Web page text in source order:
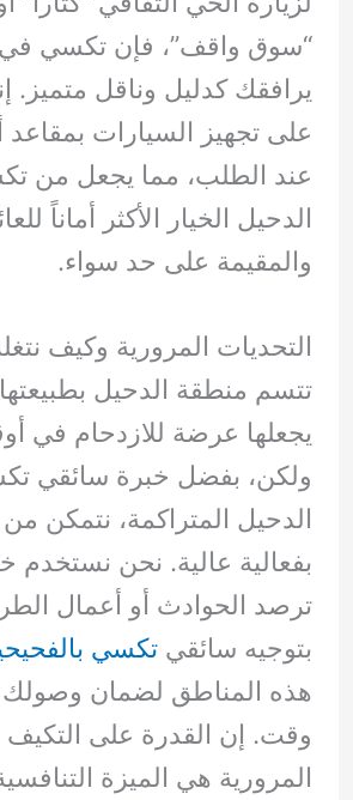
“سوق واقف”، فإن تكسي في
يرافقك كدليل وناقل متميز.
على تجهيز السيارات بمقاعد
عند الطلب، مما يجعل من
الدحيل الخيار الأكثر أماناً
والمقيمة على حد سواء.
التحديات المرورية وكيف
تتسم منطقة الدحيل بطبيعتها
يجعلها عرضة للازدحام في
ولكن، بفضل خبرة سائقي
الدحيل المتراكمة، نتمكن
بفعالية عالية. نحن نستخدم
ترصد الحوادث أو أعمال
بتوجيه سائقي تكسي
هذه المناطق لضمان
وقت. إن القدرة على التكيف
المرورية هي الميزة